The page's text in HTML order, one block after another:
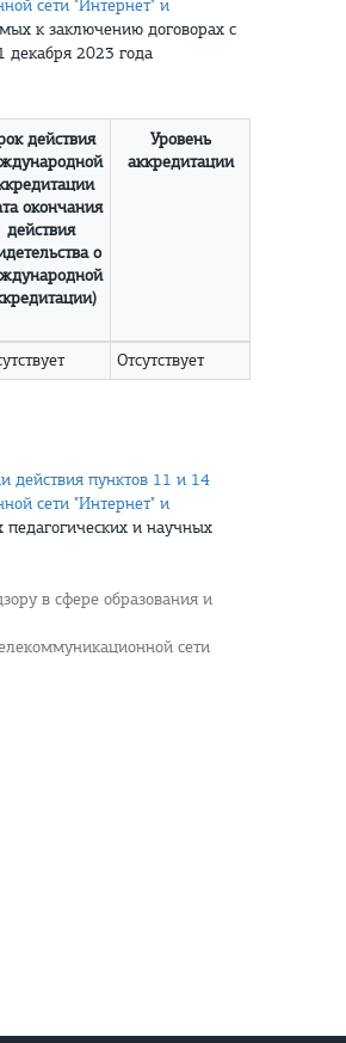
сети "Интернет" и
к заключению договорах с
декабря 2023 года
действия
окончания
действия
о
Уровень
аккредитации
Отсутствует
действия пунктов 11 и 14
сети "Интернет" и
и научных
в сфере образования и
сети